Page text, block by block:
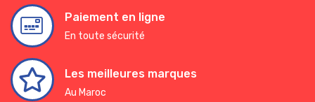
Paiement en ligne
En toute sécurité
Les meilleures marques
Au Maroc